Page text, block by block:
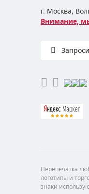
г. Москва,
Внимание,
Перепечатка
логотипы и
знаки